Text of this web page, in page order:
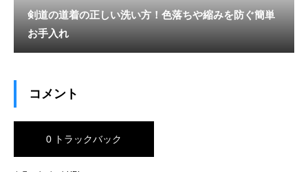
剣道の道着の正しい洗い方！色落ちや縮みを防ぐ簡単
お手入れ
コメント
0 トラックバック